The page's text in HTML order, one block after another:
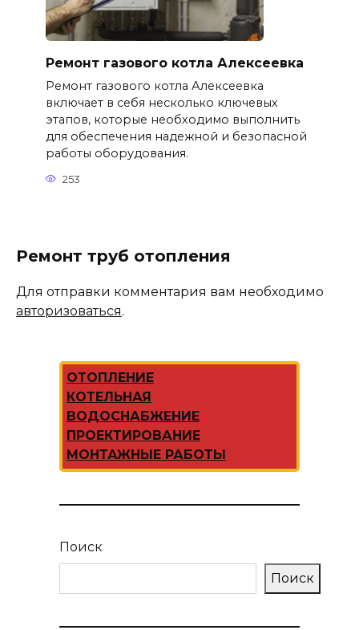
Ремонт газового котла Алексеевка
Ремонт газового котла Алексеевка
включает в себя несколько ключевых
этапов, которые необходимо выполнить
для обеспечения надежной и безопасной
работы оборудования.
253
Ремонт труб отопления
Для отправки комментария вам необходимо
авторизоваться.
ОТОПЛЕНИЕ
КОТЕЛЬНАЯ
ВОДОСНАБЖЕНИЕ
ПРОЕКТИРОВАНИЕ
МОНТАЖНЫЕ РАБОТЫ
Поиск
Поиск